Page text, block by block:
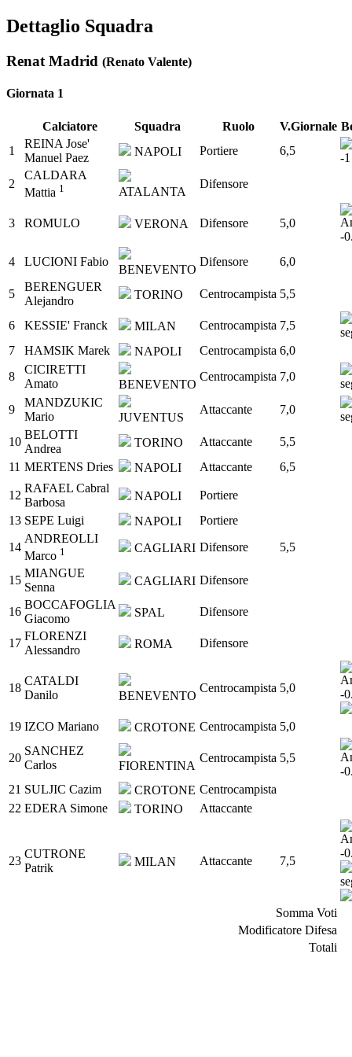
Dettaglio Squadra
Renat Madrid (Renato Valente)
Giornata 1
Calciatore Squadra Ruolo V.Giornale
Somma Voti
Modificatore Difesa
Totali
1
REINA Jose'
Manuel Paez
NAPOLI Portiere 6,5
2
CALDARA
Mattia 1 ATALANTA
Difensore
3 ROMULO VERONA Difensore 5,0
4 LUCIONI Fabio
BENEVENTO
Difensore 6,0
5
BERENGUER
Alejandro
TORINO Centrocampista 5,5
6 KESSIE' Franck MILAN Centrocampista 7,5
7
HAMSIK Marek NAPOLI Centrocampista 6,0
8
CICIRETTI
Amato
BENEVENTO
Centrocampista 7,0
9
MANDZUKIC
Mario
JUVENTUS
Attaccante 7,0
10
BELOTTI
Andrea
TORINO Attaccante
5,5
11 MERTENS Dries NAPOLI Attaccante 6,5
12
RAFAEL Cabral
Barbosa
NAPOLI
Portiere
13 SEPE Luigi NAPOLI
Portiere
14
ANDREOLLI
Marco 1 CAGLIARI Difensore 5,5
15
MIANGUE
Senna
CAGLIARI Difensore
16
BOCCAFOGLIA
Giacomo
SPAL Difensore
17
FLORENZI
Alessandro
ROMA Difensore
18
CATALDI
Danilo
BENEVENTO
Centrocampista 5,0
19 IZCO Mariano CROTONE Centrocampista 5,0
20
SANCHEZ
Carlos
FIORENTINA
Centrocampista 5,5
21 SULJIC Cazim CROTONE Centrocampista
22 EDERA Simone TORINO Attaccante
23
CUTRONE
Patrik
MILAN Attaccante 7,5